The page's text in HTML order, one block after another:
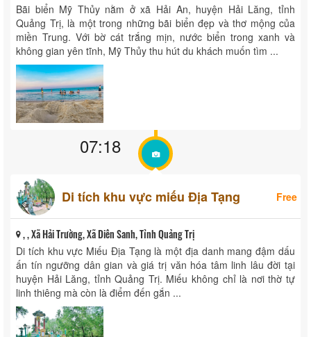
Bãi biển Mỹ Thủy nằm ở xã Hải An, huyện Hải Lăng, tỉnh
Quảng Trị, là một trong những bãi biển đẹp và thơ mộng của
miền Trung. Với bờ cát trắng mịn, nước biển trong xanh và
không gian yên tĩnh, Mỹ Thủy thu hút du khách muốn tìm ...
07:18
Di tích khu vực miếu Địa Tạng Free
, , Xã Hải Trường, Xã Diên Sanh, Tỉnh Quảng Trị
Di tích khu vực Miếu Địa Tạng là một địa danh mang đậm dấu
ấn tín ngưỡng dân gian và giá trị văn hóa tâm linh lâu đời tại
huyện Hải Lăng, tỉnh Quảng Trị. Miếu không chỉ là nơi thờ tự
linh thiêng mà còn là điểm đến gắn ...